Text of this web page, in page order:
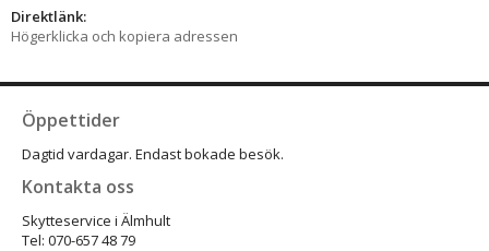
Direktlänk:
Högerklicka och kopiera adressen
Öppettider
Dagtid vardagar. Endast bokade besök.
Kontakta oss
Skytteservice i Älmhult
Tel: 070-657 48 79